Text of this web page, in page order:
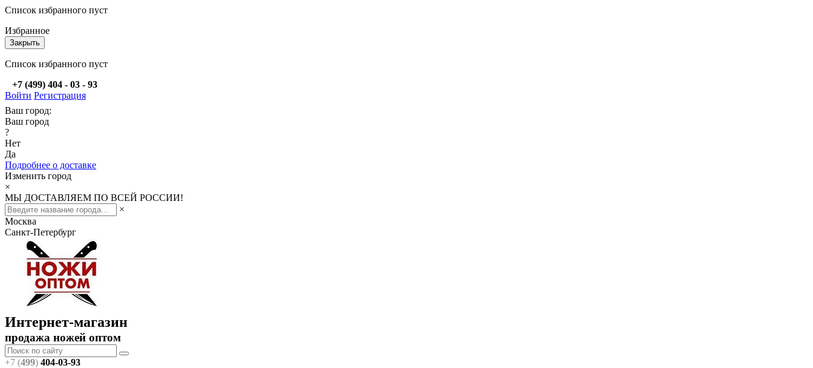
Список избранного пуст
Избранное
Закрыть
Список избранного пуст
+7 (499) 404 - 03 - 93
Войти Регистрация
Ваш город:
Ваш город
?
Нет
Да
Подробнее о доставке
Изменить город
×
МЫ ДОСТАВЛЯЕМ ПО ВСЕЙ РОССИИ!
×
Москва
Санкт-Петербург
Интернет-магазин
продажа ножей оптом
+7 (499) 404-03-93